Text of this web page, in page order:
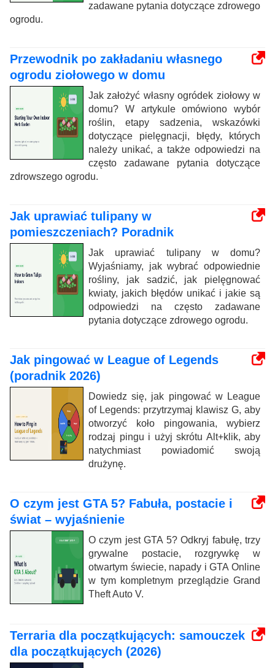
zadawane pytania dotyczące zdrowego
ogrodu.
Przewodnik po zakładaniu własnego
ogrodu ziołowego w domu
Jak założyć własny ogródek ziołowy w
domu? W artykule omówiono wybór
roślin, etapy sadzenia, wskazówki
dotyczące pielęgnacji, błędy, których
należy unikać, a także odpowiedzi na
często zadawane pytania dotyczące
zdrowszego ogrodu.
Jak uprawiać tulipany w
pomieszczeniach? Poradnik
Jak uprawiać tulipany w domu?
Wyjaśniamy, jak wybrać odpowiednie
rośliny, jak sadzić, jak pielęgnować
kwiaty, jakich błędów unikać i jakie są
odpowiedzi na często zadawane
pytania dotyczące zdrowego ogrodu.
Jak pingować w League of Legends
(poradnik 2026)
Dowiedz się, jak pingować w League
of Legends: przytrzymaj klawisz G, aby
otworzyć koło pingowania, wybierz
rodzaj pingu i użyj skrótu Alt+klik, aby
natychmiast powiadomić swoją
drużynę.
O czym jest GTA 5? Fabuła, postacie i
świat – wyjaśnienie
O czym jest GTA 5? Odkryj fabułę, trzy
grywalne postacie, rozgrywkę w
otwartym świecie, napady i GTA Online
w tym kompletnym przeglądzie Grand
Theft Auto V.
Terraria dla początkujących: samouczek
dla początkujących (2026)